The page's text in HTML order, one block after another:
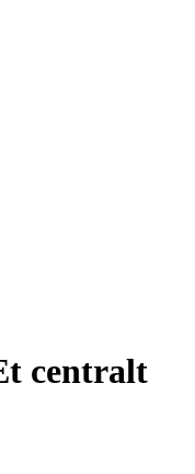
centralt